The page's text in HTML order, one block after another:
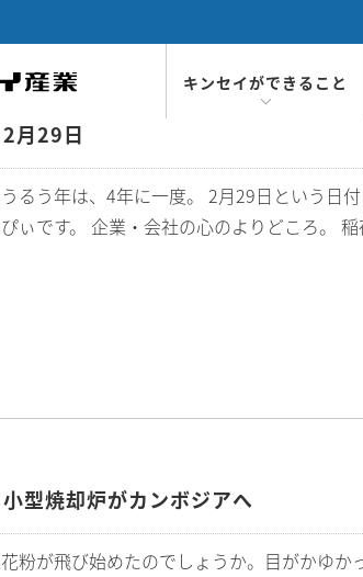
キンセイができること
2月29日
うるう年は、4年に一度。 2月29日という日
ぴぃです。 企業・会社の心のよりどころ。 稲
小型焼却炉がカンボジアへ
花粉が飛び始めたのでしょうか。目がかゆ